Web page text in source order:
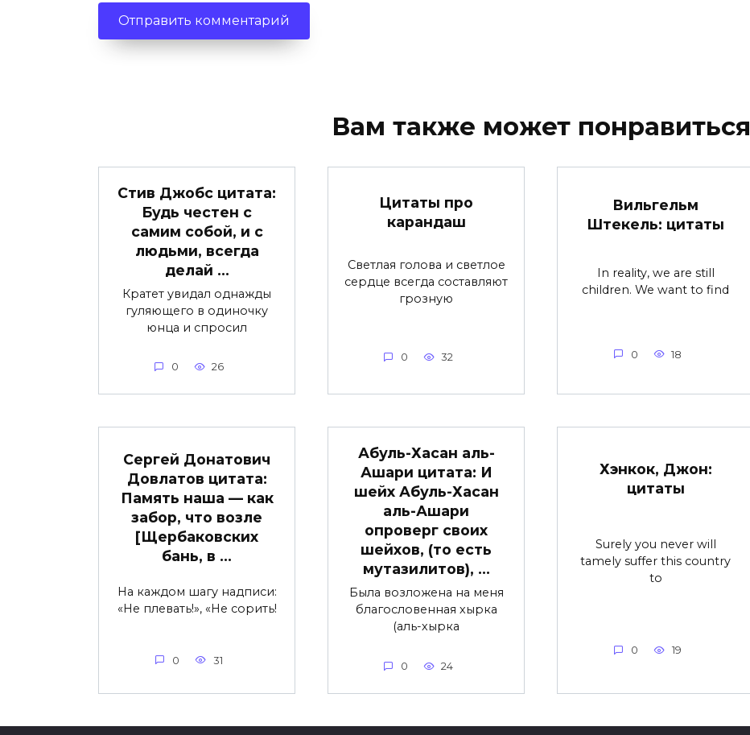
Вам также может понравиться
Стив Джобс цитата:
Будь честен с
самим собой, и с
людьми, всегда
делай …
Кратет увидал однажды
гуляющего в одиночку
юнца и спросил
0 26
Цитаты про
карандаш
Светлая голова и светлое
сердце всегда составляют
грозную
0 32
Вильгельм
Штекель: цитаты
In reality, we are still
children. We want to find
0 18
Сергей Донатович
Довлатов цитата:
Память наша — как
забор, что возле
[Щербаковских
бань, в …
На каждом шагу надписи:
«Не плевать!», «Не сорить!
0 31
Абуль-Хасан аль-
Ашари цитата: И
шейх Абуль-Хасан
аль-Ашари
опроверг своих
шейхов, (то есть
мутазилитов), …
Была возложена на меня
благословенная хырка
(аль-хырка
0 24
Хэнкок, Джон:
цитаты
Surely you never will
tamely suffer this country
to
0 19